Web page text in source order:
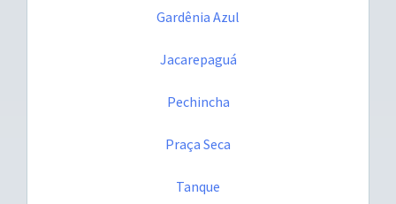
Gardênia Azul
Jacarepaguá
Pechincha
Praça Seca
Tanque